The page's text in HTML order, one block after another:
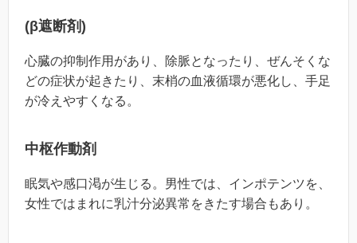
(β遮断剤)
心臓の抑制作用があり、除脈となったり、ぜんそくな
どの症状が起きたり、末梢の血液循環が悪化し、手足
が冷えやすくなる。
中枢作動剤
眠気や感口渇が生じる。男性では、インポテンツを、
女性ではまれに乳汁分泌異常をきたす場合もあり。